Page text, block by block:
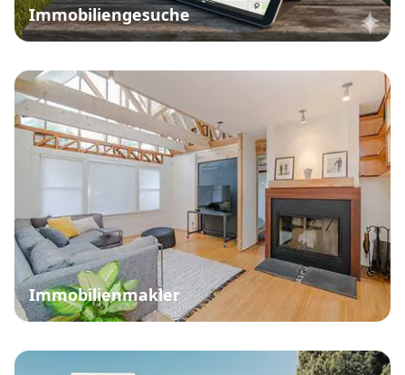
Immobiliengesuche
Immobilienmakler